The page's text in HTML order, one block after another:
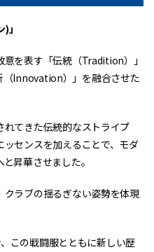
」
を表す「伝統（Tradition）」
（Innovation）」を融合させた
れてきた伝統的なストライプ
センスを加えることで、モダ
昇華させました。
ラブの揺るぎない姿勢を体現
この戦闘服とともに新しい歴